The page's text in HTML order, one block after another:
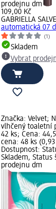
prodejnu dm
109,00 Kč
GABRIELLA
automatická 07
(1)
Skladem
Vybrat
Značka: Velvet;
vlhčený toaletní
42 ks; Cena:
cena: 48 ks (0,93
Dostupnost:
Skladem, Status
prodejnu dm